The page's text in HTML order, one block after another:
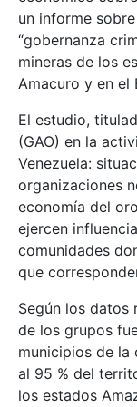
un informe
“gobernanza
mineras de los
Amacuro y en el
El estudio,
(GAO) en la
Venezuela:
organizaciones
economía del
ejercen
comunidades
que
Según los datos
de los grupos
municipios de la
al 95 % del
los estados